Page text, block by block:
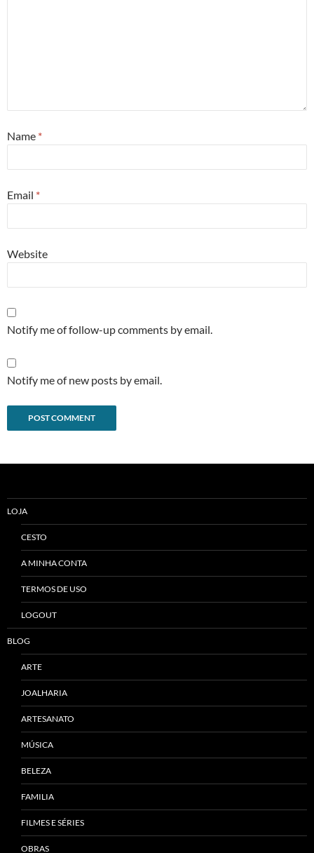
Name *
Email *
Website
Notify me of follow-up comments by email.
Notify me of new posts by email.
LOJA
CESTO
A MINHA CONTA
TERMOS DE USO
LOGOUT
BLOG
ARTE
JOALHARIA
ARTESANATO
MÚSICA
BELEZA
FAMILIA
FILMES E SÉRIES
OBRAS